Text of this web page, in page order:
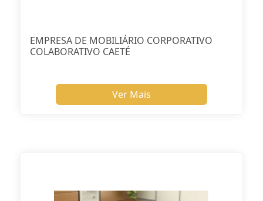
EMPRESA DE MOBILIÁRIO CORPORATIVO
COLABORATIVO CAETÉ
Ver Mais